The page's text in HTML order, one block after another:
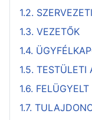
1.2.
1.3. VEZETŐK
1.4.
1.5. TESTÜLETI
1.6.
1.7.